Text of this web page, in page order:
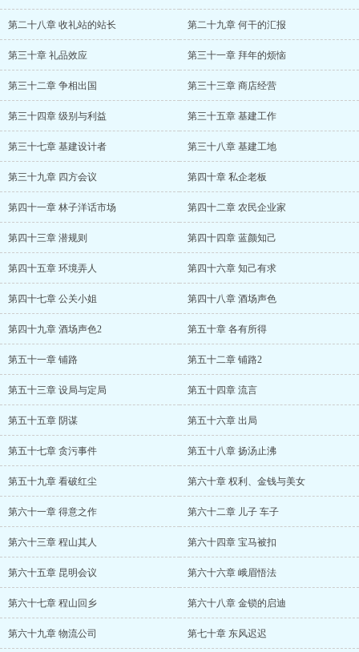
第二十八章 收礼站的站长 第二十九章 何干的汇报
第三十章 礼品效应 第三十一章 拜年的烦恼
第三十二章 争相出国 第三十三章 商店经营
第三十四章 级别与利益 第三十五章 基建工作
第三十七章 基建设计者 第三十八章 基建工地
第三十九章 四方会议 第四十章 私企老板
第四十一章 林子洋话市场 第四十二章 农民企业家
第四十三章 潜规则 第四十四章 蓝颜知己
第四十五章 环境弄人 第四十六章 知己有求
第四十七章 公关小姐 第四十八章 酒场声色
第四十九章 酒场声色2 第五十章 各有所得
第五十一章 铺路 第五十二章 铺路2
第五十三章 设局与定局 第五十四章 流言
第五十五章 阴谋 第五十六章 出局
第五十七章 贪污事件 第五十八章 扬汤止沸
第五十九章 看破红尘 第六十章 权利、金钱与美女
第六十一章 得意之作 第六十二章 儿子 车子
第六十三章 程山其人 第六十四章 宝马被扣
第六十五章 昆明会议 第六十六章 峨眉悟法
第六十七章 程山回乡 第六十八章 金锁的启迪
第六十九章 物流公司 第七十章 东风迟迟